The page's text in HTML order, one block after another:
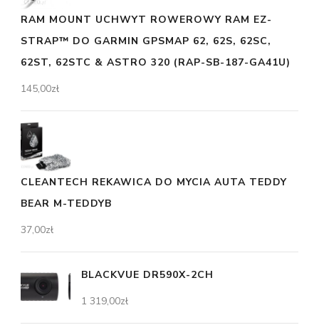
RAM MOUNT UCHWYT ROWEROWY RAM EZ-
STRAP™ DO GARMIN GPSMAP 62, 62S, 62SC,
62ST, 62STC & ASTRO 320 (RAP-SB-187-GA41U)
145,00zł
CLEANTECH REKAWICA DO MYCIA AUTA TEDDY
BEAR M-TEDDYB
37,00zł
BLACKVUE DR590X-2CH
1 319,00zł